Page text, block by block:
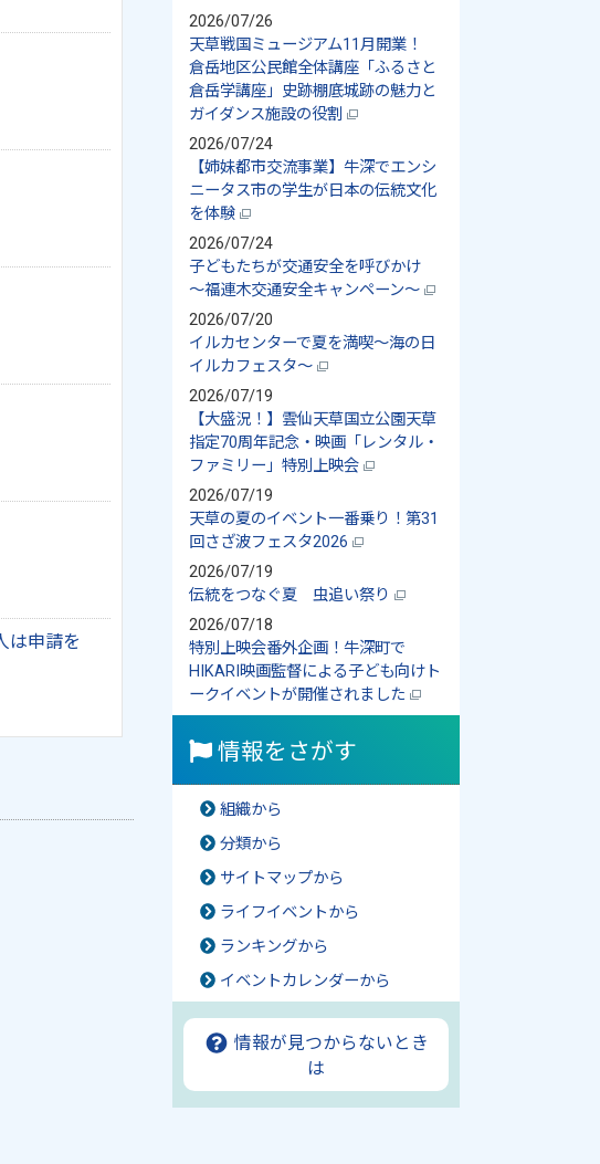
は申請を
2026/07/26
天草戦国ミュージアム11月開業！
倉岳地区公民館全体講座「ふるさと
倉岳学講座」史跡棚底城跡の魅力と
ガイダンス施設の役割
2026/07/24
【姉妹都市交流事業】牛深でエンシ
ニータス市の学生が日本の伝統文化
を体験
2026/07/24
子どもたちが交通安全を呼びかけ
～福連木交通安全キャンペーン～
2026/07/20
イルカセンターで夏を満喫～海の日
イルカフェスタ～
2026/07/19
【大盛況！】雲仙天草国立公園天草
指定70周年記念・映画「レンタル・
ファミリー」特別上映会
2026/07/19
天草の夏のイベント一番乗り！第31
回さざ波フェスタ2026
2026/07/19
伝統をつなぐ夏 虫追い祭り
2026/07/18
特別上映会番外企画！牛深町で
HIKARI映画監督による子ども向けト
ークイベントが開催されました
情報をさがす
組織から
分類から
サイトマップから
ライフイベントから
ランキングから
イベントカレンダーから
情報が見つからないとき
は